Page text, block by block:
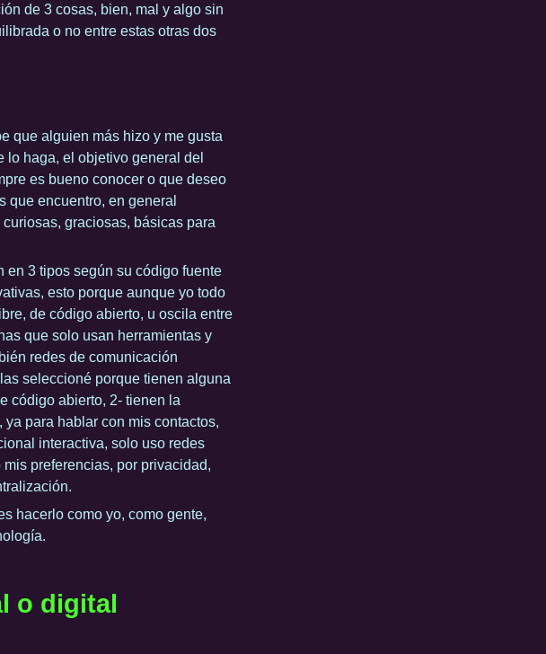
de 3 cosas, bien, mal y algo sin
o no entre estas otras dos
que alguien más hizo y me gusta
haga, el objetivo general del
es bueno conocer o que deseo
que encuentro, en general
graciosas, básicas para
en 3 tipos según su código fuente
esto porque aunque yo todo
de código abierto, u oscila entre
que solo usan herramientas y
redes de comunicación
seleccioné porque tienen alguna
código abierto, 2- tienen la
para hablar con mis contactos,
interactiva, solo uso redes
preferencias, por privacidad,
hacerlo como yo, como gente,
o digital